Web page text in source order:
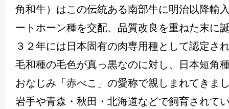
角和牛）はこの伝統ある南部牛に明治以降輸
ートホーン種を交配、品質改良を重ねた末に
３２年には日本固有の肉専用種として認定さ
毛和種の毛色が真っ黒なのに対し、日本短角
おなじみ「赤べこ」の愛称で親しまれてきま
岩手や青森・秋田・北海道などで飼育されて